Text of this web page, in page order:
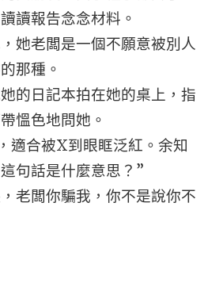
讀報告念念材料。
她老闆是一個不願意被別人
那種。
的日記本拍在她的桌上，指
慍色地問她。
適合被X到眼眶泛紅。余知
句話是什麼意思？”
老闆你騙我，你不是說你不